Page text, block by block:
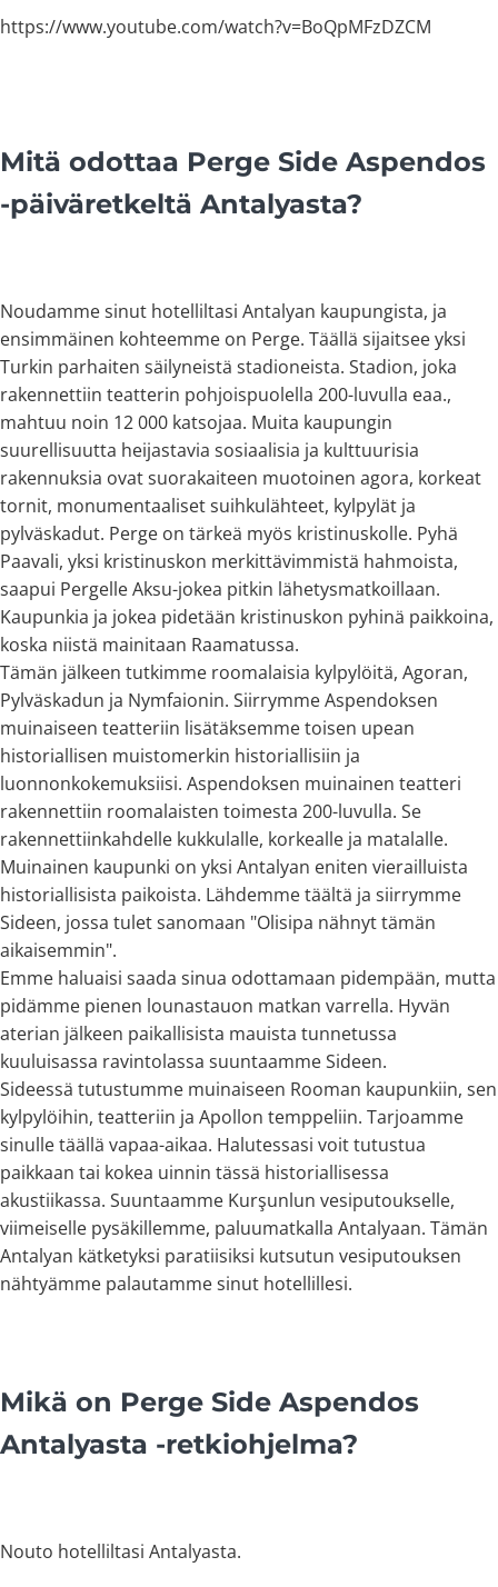
https://www.youtube.com/watch?v=BoQpMFzDZCM
Mitä odottaa Perge Side Aspendos
-päiväretkeltä Antalyasta?
Noudamme sinut hotelliltasi Antalyan kaupungista, ja
ensimmäinen kohteemme on Perge. Täällä sijaitsee yksi
Turkin parhaiten säilyneistä stadioneista. Stadion, joka
rakennettiin teatterin pohjoispuolella 200-luvulla eaa.,
mahtuu noin 12 000 katsojaa. Muita kaupungin
suurellisuutta heijastavia sosiaalisia ja kulttuurisia
rakennuksia ovat suorakaiteen muotoinen agora, korkeat
tornit, monumentaaliset suihkulähteet, kylpylät ja
pylväskadut. Perge on tärkeä myös kristinuskolle. Pyhä
Paavali, yksi kristinuskon merkittävimmistä hahmoista,
saapui Pergelle Aksu-jokea pitkin lähetysmatkoillaan.
Kaupunkia ja jokea pidetään kristinuskon pyhinä paikkoina,
koska niistä mainitaan Raamatussa.
Tämän jälkeen tutkimme roomalaisia kylpylöitä, Agoran,
Pylväskadun ja Nymfaionin. Siirrymme Aspendoksen
muinaiseen teatteriin lisätäksemme toisen upean
historiallisen muistomerkin historiallisiin ja
luonnonkokemuksiisi. Aspendoksen muinainen teatteri
rakennettiin roomalaisten toimesta 200-luvulla. Se
rakennettiinkahdelle kukkulalle, korkealle ja matalalle.
Muinainen kaupunki on yksi Antalyan eniten vierailluista
historiallisista paikoista. Lähdemme täältä ja siirrymme
Sideen, jossa tulet sanomaan "Olisipa nähnyt tämän
aikaisemmin".
Emme haluaisi saada sinua odottamaan pidempään, mutta
pidämme pienen lounastauon matkan varrella. Hyvän
aterian jälkeen paikallisista mauista tunnetussa
kuuluisassa ravintolassa suuntaamme Sideen.
Sideessä tutustumme muinaiseen Rooman kaupunkiin, sen
kylpylöihin, teatteriin ja Apollon temppeliin. Tarjoamme
sinulle täällä vapaa-aikaa. Halutessasi voit tutustua
paikkaan tai kokea uinnin tässä historiallisessa
akustiikassa. Suuntaamme Kurşunlun vesiputoukselle,
viimeiselle pysäkillemme, paluumatkalla Antalyaan. Tämän
Antalyan kätketyksi paratiisiksi kutsutun vesiputouksen
nähtyämme palautamme sinut hotellillesi.
Mikä on Perge Side Aspendos
Antalyasta -retkiohjelma?
Nouto hotelliltasi Antalyasta.